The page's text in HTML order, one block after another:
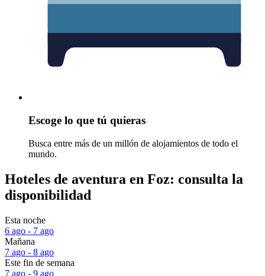
Escoge lo que tú quieras
Busca entre más de un millón de alojamientos de todo el
mundo.
Hoteles de aventura en Foz: consulta la
disponibilidad
Esta noche
6 ago - 7 ago
Mañana
7 ago - 8 ago
Este fin de semana
7 ago - 9 ago